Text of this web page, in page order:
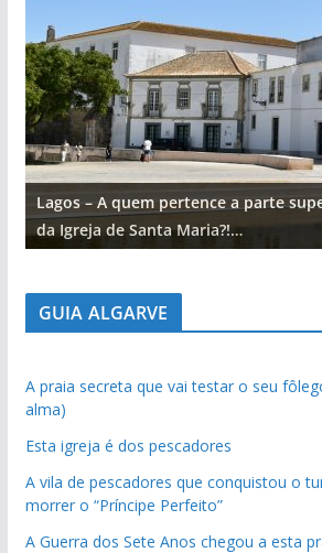
Lagos – A quem pertence a parte
da Igreja de Santa Maria?!…
GUIA ALGARVE
A praia secreta que vai testar o seu
alma)
Esta igreja é dos pescadores
A vila de pescadores que conquistou o
morrer o “Príncipe Perfeito”
A Guerra dos Sete Anos chegou a esta